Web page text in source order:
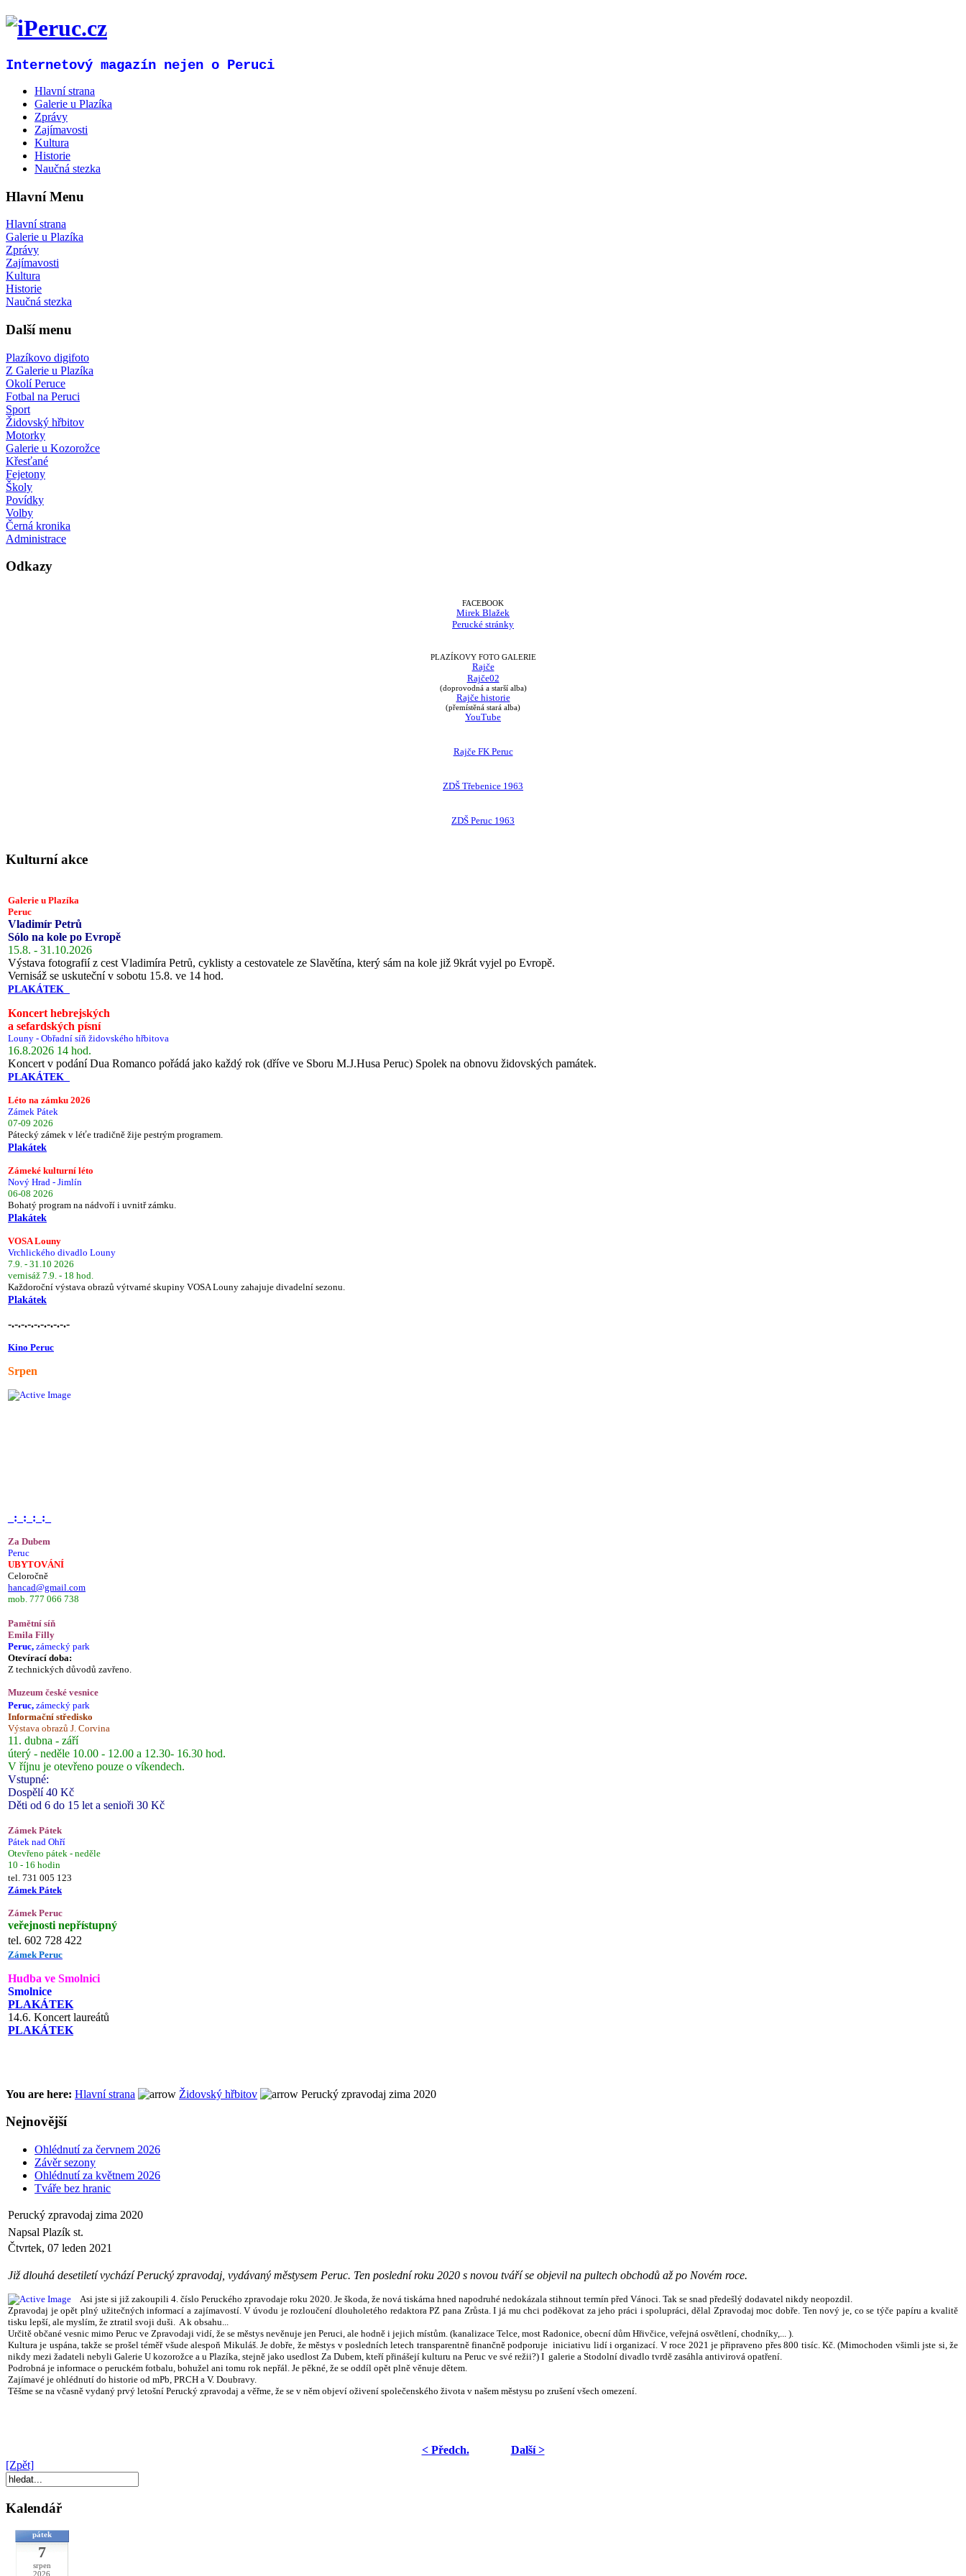
Internetový magazín nejen o Peruci
Hlavní strana
Galerie u Plazíka
Zprávy
Zajímavosti
Kultura
Historie
Naučná stezka
Hlavní Menu
Hlavní strana
Galerie u Plazíka
Zprávy
Zajímavosti
Kultura
Historie
Naučná stezka
Další menu
Plazíkovo digifoto
Z Galerie u Plazíka
Okolí Peruce
Fotbal na Peruci
Sport
Židovský hřbitov
Motorky
Galerie u Kozorožce
Křesťané
Fejetony
Školy
Povídky
Volby
Černá kronika
Administrace
Odkazy
FACEBOOK
Mirek Blažek
Perucké stránky
PLAZÍKOVY FOTO GALERIE
Rajče
Rajče02
(doprovodná a starší alba)
Rajče historie
(přemístěná stará alba)
YouTube
Rajče FK Peruc
ZDŠ Třebenice 1963
ZDŠ Peruc 1963
Kulturní akce
Galerie u Plazíka
Peruc
Vladimír Petrů
Sólo na kole po Evropě
15.8. - 31.10.2026
Výstava fotografií z cest Vladimíra Petrů, cyklisty a cestovatele ze Slavětína, který sám na kole již 9krát vyjel po Evropě.
Vernisáž se uskuteční v sobotu 15.8. ve 14 hod.
PLAKÁTEK
Koncert hebrejských
a sefardských písní
Louny - Obřadní síň židovského hřbitova
16.8.2026 14 hod.
Koncert v podání Dua Romanco pořádá jako každý rok (dříve ve Sboru M.J.Husa Peruc) Spolek na obnovu židovských památek.
PLAKÁTEK
Léto na zámku 2026
Zámek Pátek
07-09 2026
Pátecký zámek v léťe tradičně žije pestrým programem.
Plakátek
Zámeké kulturní léto
Nový Hrad - Jimlín
06-08 2026
Bohatý program na nádvoří i uvnitř zámku.
Plakátek
VOSA Louny
Vrchlického divadlo Louny
7.9. - 31.10 2026
vernisáž 7.9. - 18 hod.
Každoroční výstava obrazů výtvarné skupiny VOSA Louny zahajuje divadelní sezonu.
Plakátek
-.-.-.-.-.-.-.-.-.-
Kino Peruc
Srpen
_:_:_:_:_
Za Dubem
Peruc
UBYTOVÁNÍ
Celoročně
hancad@gmail.com
mob. 777 066 738
Pamětní síň
Emila Filly
Peruc, zámecký park
Otevírací doba:
Z technických důvodů zavřeno.
Muzeum české vesnice
Peruc, zámecký park
Informační středisko
Výstava obrazů J. Corvina
11. dubna - září
úterý - neděle 10.00 - 12.00 a 12.30- 16.30 hod.
V říjnu je otevřeno pouze o víkendech.
Vstupné:
Dospělí 40 Kč
Děti od 6 do 15 let a senioři 30 Kč
Zámek Pátek
Pátek nad Ohří
Otevřeno pátek - neděle
10 - 16 hodin
tel. 731 005 123
Zámek Pátek
Zámek Peruc
veřejnosti nepřístupný
tel. 602 728 422
Zámek Peruc
Hudba ve Smolnici
Smolnice
PLAKÁTEK
14.6. Koncert laureátů
PLAKÁTEK
You are here: Hlavní strana Židovský hřbitov Perucký zpravodaj zima 2020
Nejnovější
Ohlédnutí za červnem 2026
Závěr sezony
Ohlédnutí za květnem 2026
Tváře bez hranic
Perucký zpravodaj zima 2020
Napsal Plazík st.
Čtvrtek, 07 leden 2021
Již dlouhá desetiletí vychází Perucký zpravodaj, vydávaný městysem Peruc. Ten poslední roku 2020 s novou tváří se objevil na pultech obchodů až po Novém roce.
Asi jste si již zakoupili 4. číslo Peruckého zpravodaje roku 2020. Je škoda, že nová tiskárna hned napodruhé nedokázala stihnout termín před Vánoci. Tak se snad předešlý dodavatel nikdy neopozdil.
Zpravodaj je opět plný užitečných informací a zajímavostí. V úvodu je rozloučení dlouholetého redaktora PZ pana Zrůsta. I já mu chci poděkovat za jeho práci i spolupráci, dělal Zpravodaj moc dobře. Ten nový je, co se týče papíru a kvalitě
tisku lepší, ale myslím, že ztratil svoji duši. A k obsahu...
Určitě občané vesnic mimo Peruc ve Zpravodaji vidí, že se městys nevěnuje jen Peruci, ale hodně i jejich místům. (kanalizace Telce, most Radonice, obecní dům Hřivčice, veřejná osvětlení, chodníky,... ).
Kultura je uspána, takže se prošel téměř všude alespoň Mikuláš. Je dobře, že městys v posledních letech transparentně finančně podporuje iniciativu lidí i organizací. V roce 2021 je připraveno přes 800 tisíc. Kč. (Mimochoden všimli jste si, že
nikdy mezi žadateli nebyli Galerie U kozorožce a u Plazíka, stejně jako usedlost Za Dubem, kteří přinášejí kulturu na Peruc ve své režii?) I galerie a Stodolní divadlo tvrdě zasáhla antivirová opatření.
Podrobná je informace o peruckém fotbalu, bohužel ani tomu rok nepřál. Je pěkné, že se oddíl opět plně věnuje dětem.
Zajímavé je ohlédnutí do historie od mPb, PRCH a V. Doubravy.
Těšme se na včasně vydaný prvý letošní Perucký zpravodaj a věřme, že se v něm objeví oživení společenského života v našem městysu po zrušení všech omezení.
< Předch.
Další >
[Zpět]
Kalendář
pátek
7
srpen
2026